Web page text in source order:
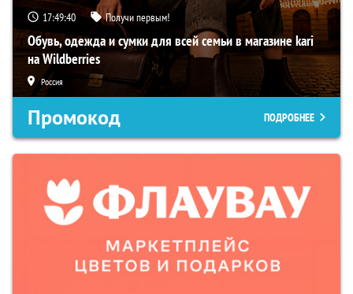
17:49:39 Получи первым!
Обувь, одежда и сумки для всей семьи в магазине kari
на Wildberries
Россия
Промокод ПОДРОБНЕЕ